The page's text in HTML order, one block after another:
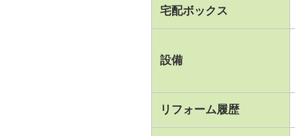
宅配ボックス
設備
リフォーム履歴